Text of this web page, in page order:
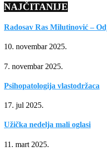
NAJČITANIJE
Radosav Ras Milutinović –
10. novembar 2025.
7. novembar 2025.
Psihopatologija vlastodržaca
17. jul 2025.
Užička nedelja mali oglasi
11. mart 2025.